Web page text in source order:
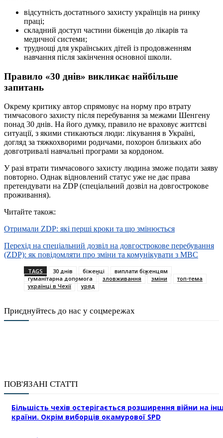
відсутність достатнього захисту українців на ринку
праці;
складний доступ частини біженців до лікарів та
медичної системи;
труднощі для українських дітей із продовженням
навчання після закінчення основної школи.
Правило «30 днів» викликає найбільше
запитань
Окрему критику автор спрямовує на норму про втрату
тимчасового захисту після перебування за межами Шенгену
понад 30 днів. На його думку, правило не враховує життєві
ситуації, з якими стикаються люди: лікування в Україні,
догляд за тяжкохворими родичами, похорон близьких або
довготривалі навчальні програми за кордоном.
У разі втрати тимчасового захисту людина зможе подати заяву
повторно. Однак відновлений статус уже не дає права
претендувати на ZDP (спеціальний дозвіл на довгострокове
проживання).
Читайте також:
Отримали ZDP: які перші кроки та що змінюється
Перехід на спеціальний дозвіл на довгострокове перебування
(ZDP): як повідомляти про зміни та комунікувати з МВС
TAGS 30 днів біженці
виплати біженцям
гуманітарна допомога
зловживання зміни
топ-тема
українці в Чехії
уряд
Приєднуйтесь до нас у соцмережах
ПОВ'ЯЗАНІ СТАТТІ
Більшість чехів остерігається розширення війни на
країни. Окрім виборців окамурової SPD